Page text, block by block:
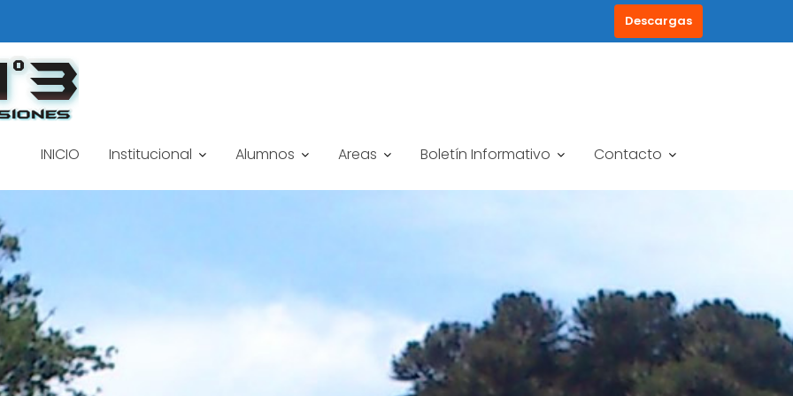
Descargas
INICIO Institucional Alumnos Areas Boletín Informativo Contacto